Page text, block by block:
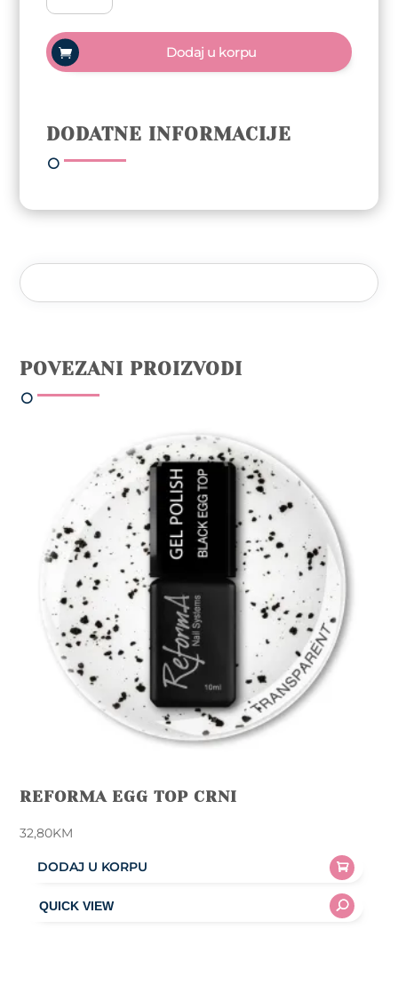
polish
Trajni
lak
10ml
količina
Dodaj u korpu
DODATNE INFORMACIJE
POVEZANI PROIZVODI
REFORMA EGG TOP CRNI
32,80KM
DODAJ U KORPU